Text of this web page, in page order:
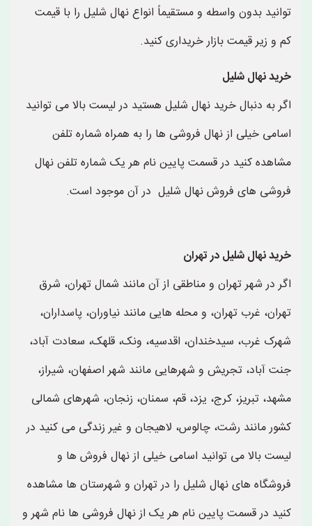
توانید بدون واسطه و مستقیماً انواع نهال شلیل را با قیمت
کم و زیر قیمت بازار خریداری کنید.
خرید نهال شلیل
اگر به دنبال خرید نهال شلیل هستید در لیست بالا می توانید
اسامی خیلی از نهال فروشی ها را به همراه شماره تلفن
مشاهده کنید در قسمت پایین نام هر یک شماره تلفن نهال
فروشی های فروش نهال شلیل در آن موجود است.
خرید نهال شلیل در تهران
اگر در شهر تهران و مناطقی از آن مانند شمال تهران، شرق
تهران، غرب تهران، و محله هایی مانند نیاوران، پاسداران،
شهرک غرب، سیدخندان، اقدسیه، ونک، قلهک، سعادت آباد،
جنت آباد، تجریش و شهرهایی مانند شهر اصفهان، شیراز،
مشهد، تبریز، کرج، یزد، قم، سمنان، زنجان، شهرهای شمالی
کشور مانند رشت، چالوس، لاهیجان و غیر زندگی می کنید در
لیست بالا می توانید اسامی خیلی از نهال فروش ها و
فروشگاه های نهال شلیل را در تهران و شهرستان ها مشاهده
کنید در قسمت پایین نام هر یک از نهال فروشی ها نام شهر و